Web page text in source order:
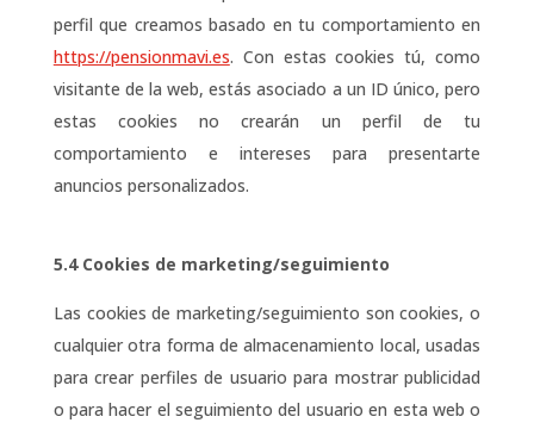
perfil que creamos basado en tu comportamiento en
https://pensionmavi.es. Con estas cookies tú, como
visitante de la web, estás asociado a un ID único, pero
estas cookies no crearán un perfil de tu
comportamiento e intereses para presentarte
anuncios personalizados.
5.4 Cookies de marketing/seguimiento
Las cookies de marketing/seguimiento son cookies, o
cualquier otra forma de almacenamiento local, usadas
para crear perfiles de usuario para mostrar publicidad
o para hacer el seguimiento del usuario en esta web o